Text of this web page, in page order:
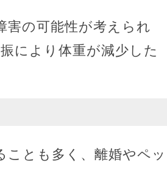
害の可能性が考えられ
により体重が減少した
ことも多く、離婚やペッ